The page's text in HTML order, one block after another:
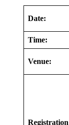
Date:
Time:
Venue: